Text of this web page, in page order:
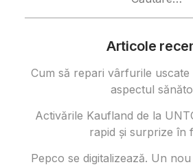
Articole
Cum să repari vârfurile uscate
aspectul
Activările Kaufland de la
rapid și surprize în
Pepco se digitalizează. Un